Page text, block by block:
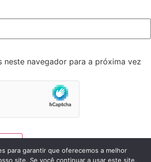
neste navegador para a próxima vez
para garantir que oferecemos a melhor
site. Se você continuar a usar este site,